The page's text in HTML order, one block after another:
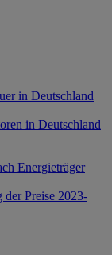
in Deutschland
in Deutschland
Energieträger
Preise 2023-